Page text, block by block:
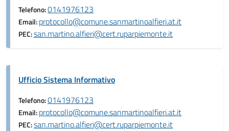
Telefono:0141976123
Email:protocollo@comune.sanmartinoalfieri.at.it
PEC:san.martino.alfieri@cert.ruparpiemonte.it
Ufficio Sistema Informativo
Telefono:0141976123
Email:protocollo@comune.sanmartinoalfieri.at.it
PEC:san.martino.alfieri@cert.ruparpiemonte.it